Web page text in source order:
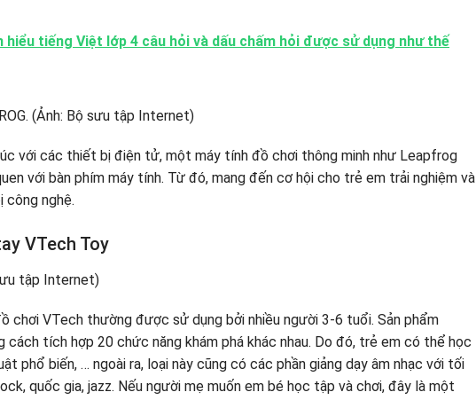
hiểu tiếng Việt lớp 4 câu hỏi và dấu chấm hỏi được sử dụng như thế
với các thiết bị điện tử, một máy tính đồ chơi thông minh như Leapfrog
với bàn phím máy tính. Từ đó, mang đến cơ hội cho trẻ em trải nghiệm và
công nghệ.
VTech Toy
chơi VTech thường được sử dụng bởi nhiều người 3-6 tuổi. Sản phẩm
cách tích hợp 20 chức năng khám phá khác nhau. Do đó, trẻ em có thể học
phổ biến, … ngoài ra, loại này cũng có các phần giảng dạy âm nhạc với tối
quốc gia, jazz. Nếu người mẹ muốn em bé học tập và chơi, đây là một